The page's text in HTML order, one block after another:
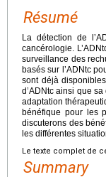
Résumé
La détection de
cancérologie.
surveillance des
basés sur l’ADNtc
sont déjà
d’ADNtc ainsi que
adaptation
bénéfique pour les
discuterons des
les différentes
Le texte complet de
Summary